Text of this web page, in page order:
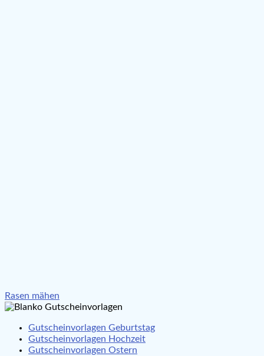
Beitragsnavigation
Rasen mähen
Gutscheinvorlagen Geburtstag
Gutscheinvorlagen Hochzeit
Gutscheinvorlagen Ostern